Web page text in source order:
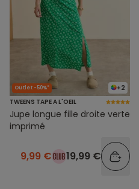
+2
Outlet -50%*
TWEENS TAPE A L'OEIL
Jupe longue fille droite verte
imprimé
9,99 € 19,99 €